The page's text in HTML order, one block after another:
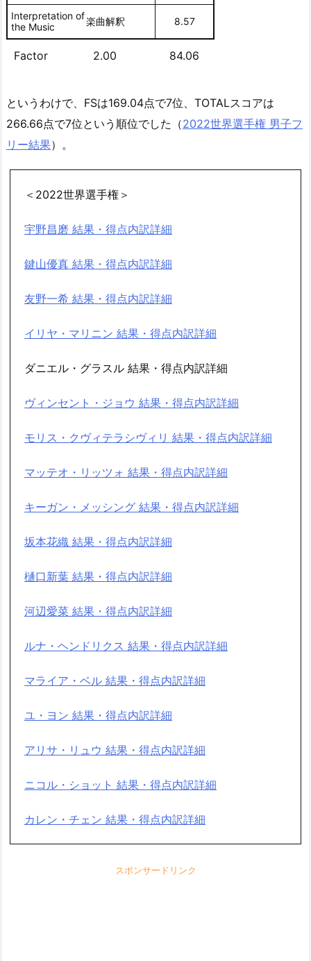
Interpretation of
the Music
楽曲解釈 8.57
Factor 2.00 84.06
というわけで、FSは169.04点で7位、TOTALスコアは
266.66点で7位という順位でした（2022世界選手権 男子フ
リー結果）。
＜2022世界選手権＞
宇野昌磨 結果・得点内訳詳細
鍵山優真 結果・得点内訳詳細
友野一希 結果・得点内訳詳細
イリヤ・マリニン 結果・得点内訳詳細
ダニエル・グラスル 結果・得点内訳詳細
ヴィンセント・ジョウ 結果・得点内訳詳細
モリス・クヴィテラシヴィリ 結果・得点内訳詳細
マッテオ・リッツォ 結果・得点内訳詳細
キーガン・メッシング 結果・得点内訳詳細
坂本花織 結果・得点内訳詳細
樋口新葉 結果・得点内訳詳細
河辺愛菜 結果・得点内訳詳細
ルナ・ヘンドリクス 結果・得点内訳詳細
マライア・ベル 結果・得点内訳詳細
ユ・ヨン 結果・得点内訳詳細
アリサ・リュウ 結果・得点内訳詳細
ニコル・ショット 結果・得点内訳詳細
カレン・チェン 結果・得点内訳詳細
スポンサードリンク